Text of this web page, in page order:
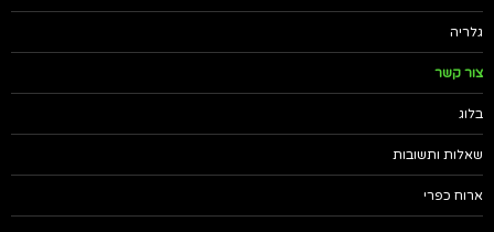
גלריה
צור קשר
בלוג
שאלות ותשובות
ארוח כפרי